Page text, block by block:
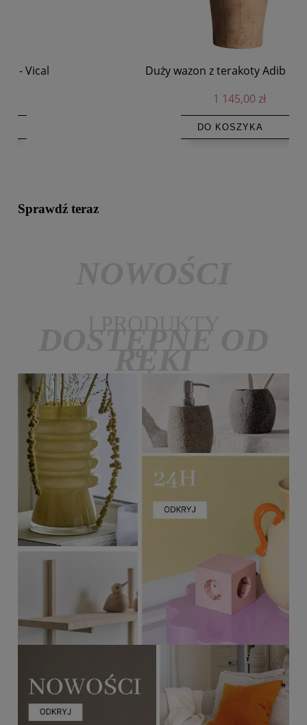
Duży wazon z terakoty Adib 56 - Vical
Sprawdź teraz